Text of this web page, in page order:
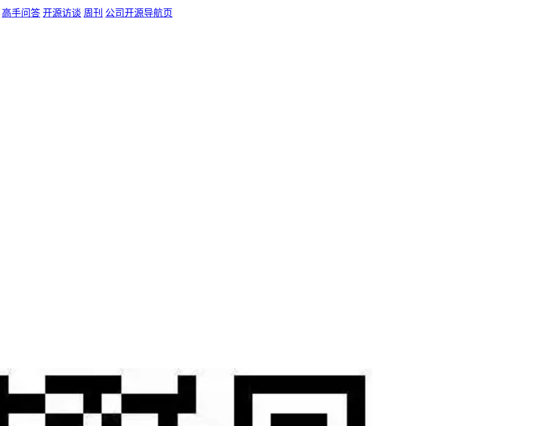
高手问答 开源访谈 周刊 公司开源导航页